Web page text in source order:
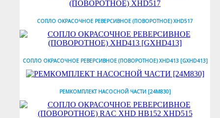
СОПЛО ОКРАСОЧНОЕ РЕВЕРСИВНОЕ (ПОВОРОТНОЕ) XHD517
СОПЛО ОКРАСОЧНОЕ РЕВЕРСИВНОЕ (ПОВОРОТНОЕ) XHD413 [GXHD413]
РЕМКОМПЛЕКТ НАСОСНОЙ ЧАСТИ [24M830]